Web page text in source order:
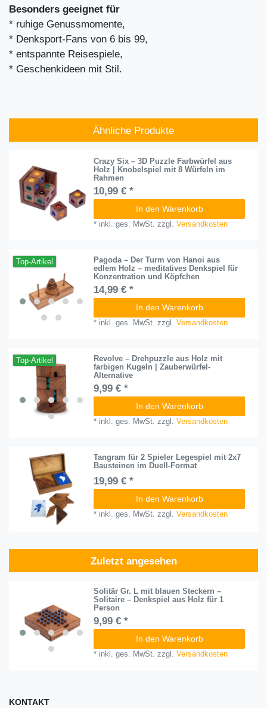
Besonders geeignet für
* ruhige Genussmomente,
* Denksport-Fans von 6 bis 99,
* entspannte Reisespiele,
* Geschenkideen mit Stil.
Ähnliche Produkte
Crazy Six – 3D Puzzle Farbwürfel aus
Holz | Knobelspiel mit 8 Würfeln im
Rahmen
10,99 € *
In den Warenkorb
* inkl. ges. MwSt. zzgl.Versandkosten
Top-Artikel
Pagoda – Der Turm von Hanoi aus
edlem Holz – meditatives Denkspiel für
Konzentration und Köpfchen
14,99 € *
In den Warenkorb
* inkl. ges. MwSt. zzgl.Versandkosten
Top-Artikel
Revolve – Drehpuzzle aus Holz mit
farbigen Kugeln | Zauberwürfel-
Alternative
9,99 € *
In den Warenkorb
* inkl. ges. MwSt. zzgl.Versandkosten
Tangram für 2 Spieler Legespiel mit 2x7
Bausteinen im Duell-Format
19,99 € *
In den Warenkorb
* inkl. ges. MwSt. zzgl.Versandkosten
Zuletzt angesehen
Solitär Gr. L mit blauen Steckern –
Solitaire – Denkspiel aus Holz für 1
Person
9,99 € *
In den Warenkorb
* inkl. ges. MwSt. zzgl.Versandkosten
KONTAKT